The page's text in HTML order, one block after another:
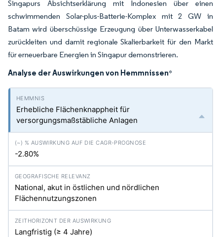
Singapurs Absichtserklärung mit Indonesien über einen
schwimmenden Solar-plus-Batterie-Komplex mit 2 GW in
Batam wird überschüssige Erzeugung über Unterwasserkabel
zurückleiten und damit regionale Skalierbarkeit für den Markt
für erneuerbare Energien in Singapur demonstrieren.
Analyse der Auswirkungen von Hemmnissen*
Erhebliche Flächenknappheit für
versorgungsmaßstäbliche Anlagen
-2.80%
National, akut in östlichen und nördlichen
Flächennutzungszonen
Langfristig (≥ 4 Jahre)